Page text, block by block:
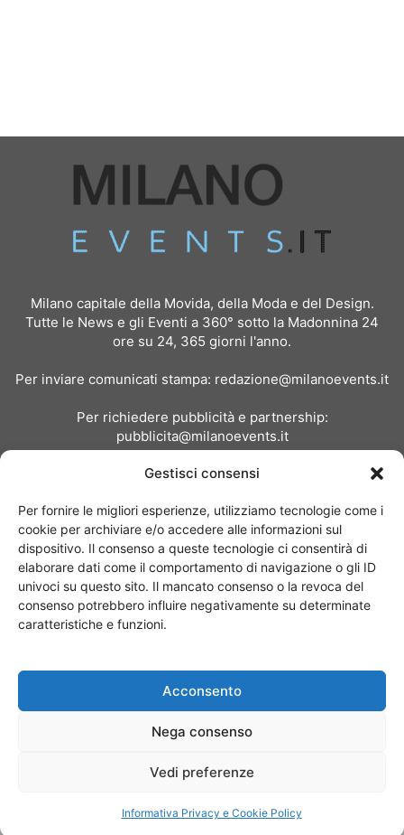
Gestisci consensi
Per fornire le migliori esperienze, utilizziamo tecnologie come i
cookie per archiviare e/o accedere alle informazioni sul
dispositivo. Il consenso a queste tecnologie ci consentirà di
elaborare dati come il comportamento di navigazione o gli ID
univoci su questo sito. Il mancato consenso o la revoca del
consenso potrebbero influire negativamente su determinate
caratteristiche e funzioni.
Acconsento
Nega consenso
Vedi preferenze
Informativa Privacy e Cookie Policy
Milano capitale della Movida, della Moda e del Design.
Tutte le News e gli Eventi a 360° sotto la Madonnina 24
ore su 24, 365 giorni l'anno.
Per inviare comunicati stampa: redazione@milanoevents.it
Per richiedere pubblicità e partnership:
pubblicita@milanoevents.it
Chi siamo I Nostri Clienti
© Copyright 2017 - MilanoEvents.it© managed by